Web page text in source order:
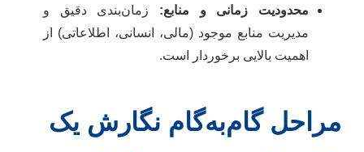
محدودیت زمانی و منابع: زمان‌بندی دقیق و
مدیریت منابع موجود (مالی، انسانی، اطلاعاتی) از
اهمیت بالایی برخوردار است.
مراحل گام‌به‌گام نگارش یک